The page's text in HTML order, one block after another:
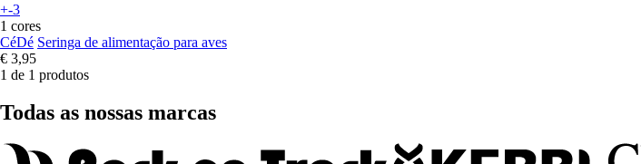
+-3
1 cores
CéDé Seringa de alimentação para aves
€ 3,95
1 de 1 produtos
Todas as nossas marcas